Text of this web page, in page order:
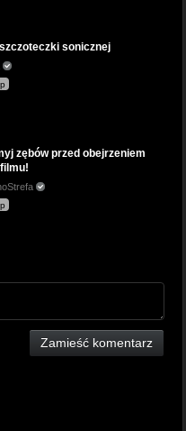
sonicznej
zębów przed obejrzeniem
Zamieść komentarz